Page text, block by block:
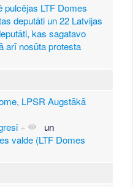
pulcējas LTF Domes
deputāti un 22 Latvijas
kas sagatavo
arī nosūta protesta
LPSR Augstākā
+
un
valde (LTF Domes